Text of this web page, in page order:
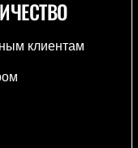
клиентам